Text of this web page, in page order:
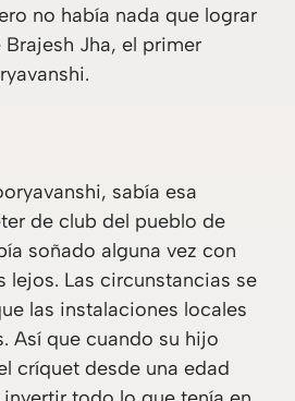
no había nada que lograr
Jha, el primer
sabía esa
de club del pueblo de
soñado alguna vez con
lejos. Las circunstancias se
las instalaciones locales
Así que cuando su hijo
críquet desde una edad